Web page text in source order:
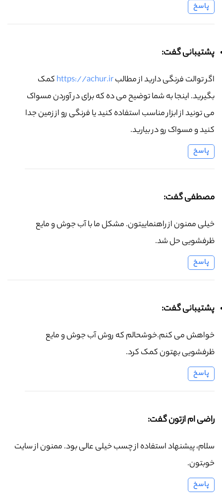
پاسخ
پشتیبانی گفت:
اگر توالت فرنگی دارید از مطالبhttps://achur.irکمک
بگیرید. اینجا به شما توضیح می ده که برای در آوردن مسواک
می تونید از ابزار مناسب استفاده کنید یا فرنگی رو از زمین جدا
کنید و مسواک رو در بیارید.
پاسخ
مصطفی گفت:
خیلی ممنون از راهنماییتون. مشکل ما با آب جوش و مایع
ظرفشویی حل شد.
پاسخ
پشتیبانی گفت:
خواهش می کنم.خوشحالم که روش آب جوش و مایع
ظرفشویی بهتون کمک کرد.
پاسخ
راضی ام ازتون گفت:
سلام، پیشنهاد استفاده از چسب خیلی عالی بود. ممنون از سایت
خوبتون.
پاسخ